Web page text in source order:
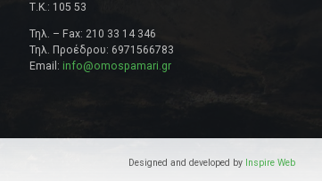
Τ.Κ.: 105 53
Τηλ. – Fax: 210 33 14 346
Τηλ. Προέδρου: 6971566783
Email: info@omospamari.gr
Designed and developed by Inspire Web